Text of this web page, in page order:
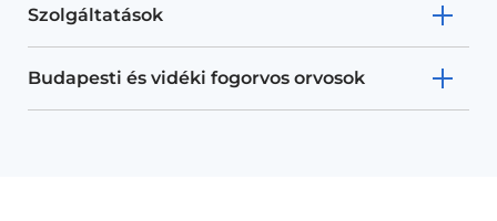
Szolgáltatások
Budapesti és vidéki fogorvos orvosok